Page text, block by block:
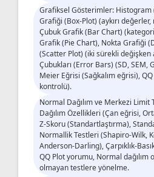
Grafiksel Gösterimler: Histogram
Grafiği (Box-Plot) (aykırı
Çubuk Grafik (Bar Chart)
Grafik (Pie Chart), Nokta Grafiği
(Scatter Plot) (iki sürekli değişken
Çubukları (Error Bars) (SD, SEM,
Meier Eğrisi (Sağkalım eğrisi),
kontrolü).
Normal Dağılım ve Merkezi Limit
Dağılım Özellikleri (Çan eğrisi,
Z-Skoru (Standartlaştırma),
Normallik Testleri (Shapiro-Wilk,
Anderson-Darling), Çarpıklık-
QQ Plot yorumu, Normal dağılım
olmayan testlere yönelme.